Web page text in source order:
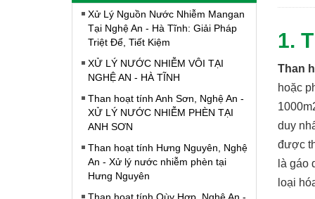
Xử Lý Nguồn Nước Nhiễm Mangan
Tại Nghệ An - Hà Tĩnh: Giải Pháp
Triệt Để, Tiết Kiệm
XỬ LÝ NƯỚC NHIỄM VÔI TẠI
NGHỆ AN - HÀ TĨNH
Than hoạt tính Anh Sơn, Nghệ An -
XỬ LÝ NƯỚC NHIỄM PHÈN TẠI
ANH SƠN
Than hoạt tính Hưng Nguyên, Nghệ
An - Xử lý nước nhiễm phèn tại
Hưng Nguyên
1.
Than
hoặc
duy
được
là gáo
loại